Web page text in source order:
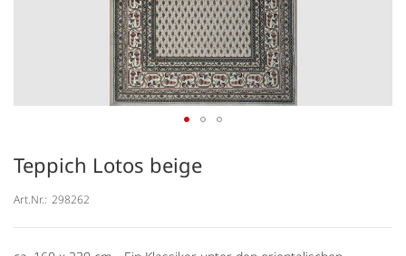
Teppich Lotos beige
Art.Nr.: 298262